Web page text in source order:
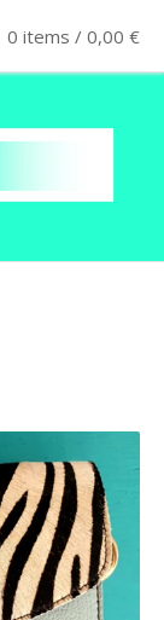
0 items / 0,00 €